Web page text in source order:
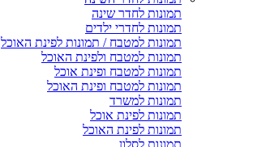
תמונות לחדר שינה
תמונות לחדרי ילדים
תמונות למטבח / תמונות לפינת האוכל
תמונות למטבח ולפינת האוכל
תמונות למטבח ופינת אוכל
תמונות למטבח ופינת האוכל
תמונות למשרד
תמונות לפינת אוכל
תמונות לפינת האוכל
תמונות לסלון